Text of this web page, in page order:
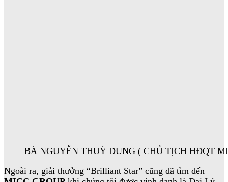
BÀ NGUYỄN THUỲ DUNG ( CHỦ TỊCH HĐQT
Ngoài ra, giải thưởng “Brilliant Star” cũng đã tìm đến